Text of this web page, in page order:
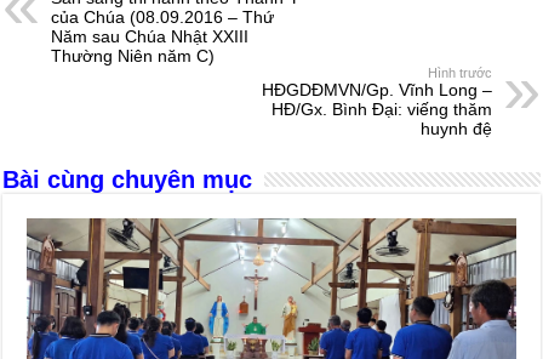
b
o
n
g
A
p
d
của Chúa (08.09.2016 – Thứ
Năm sau Chúa Nhật XXIII
Thường Niên năm C)
Hình trước
HĐGDĐMVN/Gp. Vĩnh Long –
HĐ/Gx. Bình Đại: viếng thăm
huynh đệ
Bài cùng chuyên mục